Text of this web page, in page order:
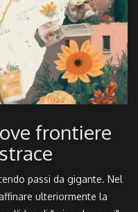
frontiere
passi da gigante. Nel
ulteriormente la